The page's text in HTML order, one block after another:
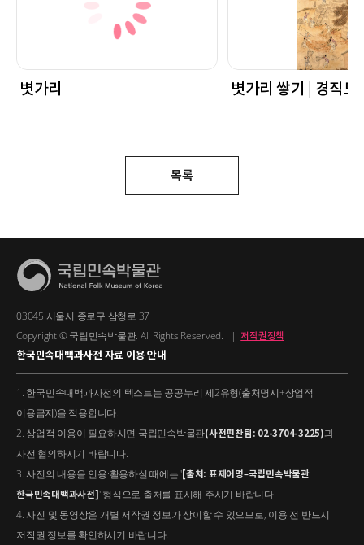
볏가리 볏가리 쌓기 | 경직도
목록
03045 서울시 종로구 삼청로 37
Copyright © 국립민속박물관. All Rights Reserved.
| 저작권정책
한국민속대백과사전 자료 이용 안내
1. 한국민속대백과사전의 텍스트는 공공누리 제2유형(출처명시+상업적
이용금지)을 적용합니다.
2. 상업적 이용이 필요하시면 국립민속박물관(사전편찬팀: 02-3704-3225)과
사전 협의하시기 바랍니다.
3. 사전의 내용을 인용·활용하실 때에는 '[출처: 표제어명–국립민속박물관
한국민속대백과사전] ' 형식으로 출처를 표시해 주시기 바랍니다.
4. 사진 및 동영상은 개별 저작권 정보가 상이할 수 있으므로, 이용 전 반드시
저작권 정보를 확인하시기 바랍니다.